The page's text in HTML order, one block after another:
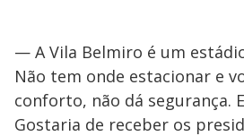
— A Vila Belmiro é um
Não tem onde estacionar e
conforto, não dá segurança.
Gostaria de receber os